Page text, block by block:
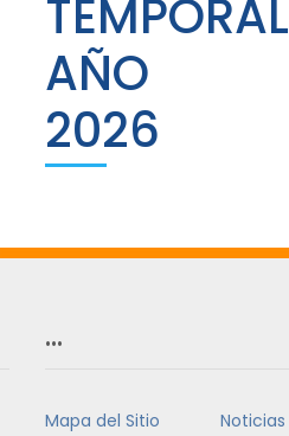
AÑO
2026
…
Mapa del Sitio Noticias